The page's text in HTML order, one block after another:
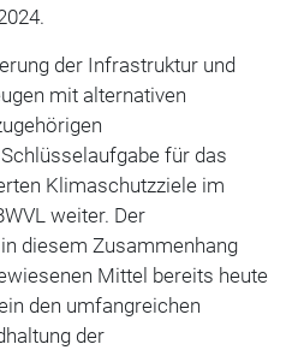
der Infrastruktur und
mit alternativen
für das
Klimaschutzziele im
weiter. Der
diesem Zusammenhang
Mittel bereits heute
den umfangreichen
der